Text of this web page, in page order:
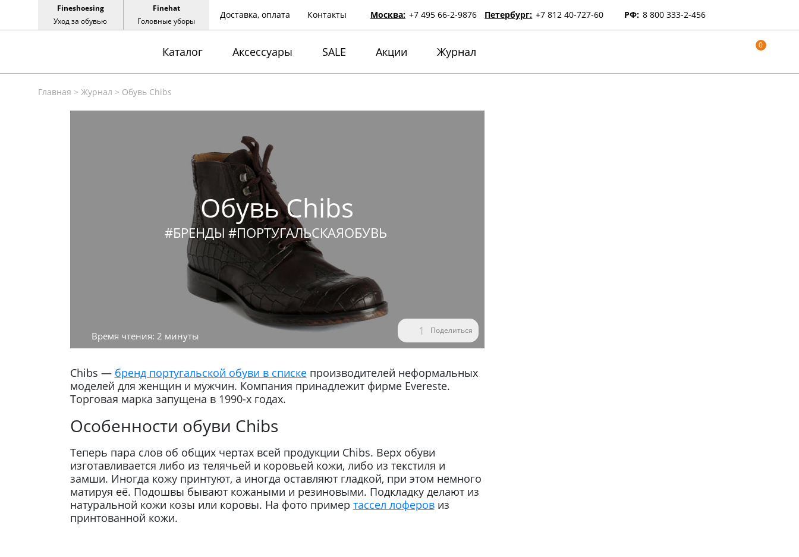
Fineshoesing
Уход за обувью
Finehat
Головные уборы
Доставка, оплата Контакты Москва: +7 495 66-2-9876 Петербург: +7 812 40-727-60 РФ: 8 800 333-2-456
Каталог Аксессуары SALE Акции Журнал 0
Главная > Журнал > Обувь Chibs
Обувь Chibs
#БРЕНДЫ #ПОРТУГАЛЬСКАЯОБУВЬ
Время чтения: 2 минуты 1 Поделиться
Chibs — бренд португальской обуви в спискепроизводителей неформальных
моделей для женщин и мужчин. Компания принадлежит фирме Evereste.
Торговая марка запущена в 1990-х годах.
Особенности обуви Chibs
Теперь пара слов об общих чертах всей продукции Chibs. Верх обуви
изготавливается либо из телячьей и коровьей кожи, либо из текстиля и
замши. Иногда кожу принтуют, а иногда оставляют гладкой, при этом немного
матируя её. Подошвы бывают кожаными и резиновыми. Подкладку делают из
натуральной кожи козы или коровы. На фото пример тассел лоферовиз
принтованной кожи.